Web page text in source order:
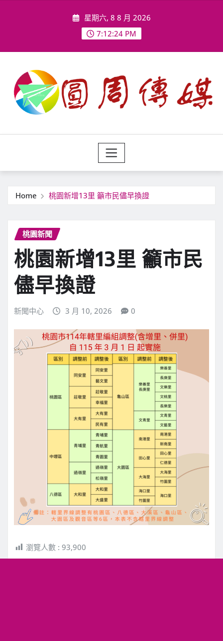
星期六, 8 8 月 2026
7:12:26 PM
Home 桃園新增13里 籲市民儘早換證
桃園新聞
桃園新增13里 籲市民
儘早換證
新聞中心 3 月 10, 2026 0
瀏覽人數 : 93,900